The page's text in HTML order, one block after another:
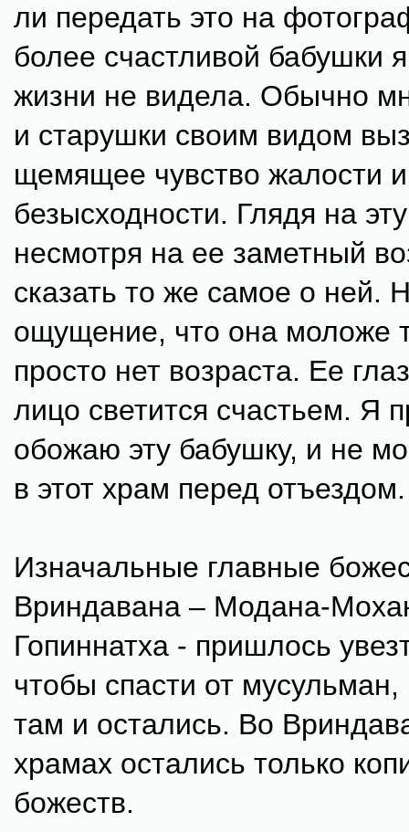
ли передать это на
более счастливой бабушки
жизни не видела. Обычно
и старушки своим видом
щемящее чувство жалости и
безысходности. Глядя на
несмотря на ее заметный
сказать то же самое о ней.
ощущение, что она моложе
просто нет возраста. Ее
лицо светится счастьем. Я
обожаю эту бабушку, и не
в этот храм перед отъездом.
Изначальные главные
Вриндавана – Модана-
Гопиннатха - пришлось
чтобы спасти от мусульман,
там и остались. Во
храмах остались только
божеств.